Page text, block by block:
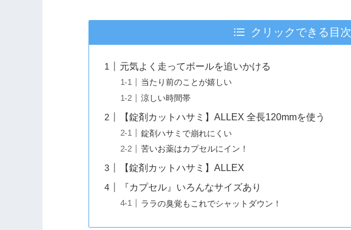
クリックできる目次
元気よく走ってボールを追いかける
当たり前のことが嬉しい
涼しい時間帯
【錠剤カットハサミ】ALLEX 全長120mmを使う
錠剤ハサミで崩れにくい
苦いお薬はカプセルにイン！
【錠剤カットハサミ】ALLEX
『カプセル』いろんなサイズあり
ララの臭覚もこれでシャットダウン！